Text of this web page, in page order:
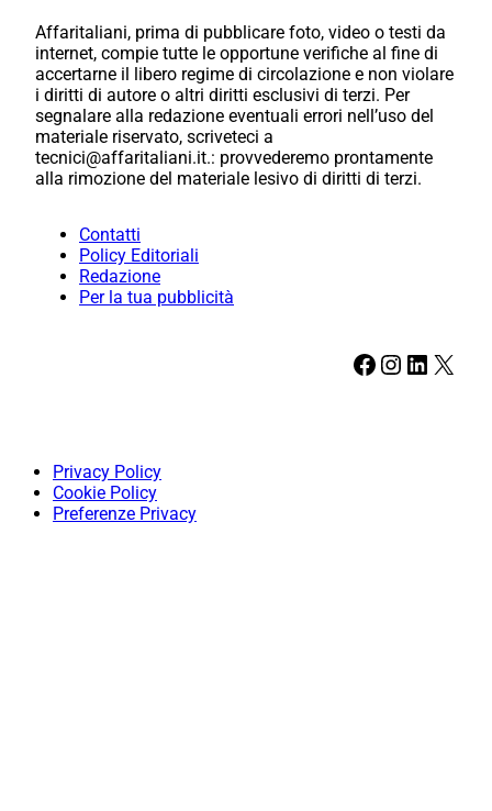
Affaritaliani, prima di pubblicare foto, video o testi da
internet, compie tutte le opportune verifiche al fine di
accertarne il libero regime di circolazione e non violare
i diritti di autore o altri diritti esclusivi di terzi. Per
segnalare alla redazione eventuali errori nell’uso del
materiale riservato, scriveteci a
tecnici@affaritaliani.it.: provvederemo prontamente
alla rimozione del materiale lesivo di diritti di terzi.
Contatti
Policy Editoriali
Redazione
Per la tua pubblicità
Facebook Instagram LinkedIn X
Privacy Policy
Cookie Policy
Preferenze Privacy